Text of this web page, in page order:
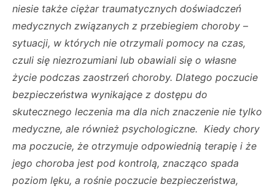
niesie także ciężar traumatycznych doświadczeń
medycznych związanych z przebiegiem choroby –
sytuacji, w których nie otrzymali pomocy na czas,
czuli się niezrozumiani lub obawiali się o własne
życie podczas zaostrzeń choroby. Dlatego poczucie
bezpieczeństwa wynikające z dostępu do
skutecznego leczenia ma dla nich znaczenie nie tylko
medyczne, ale również psychologiczne. Kiedy chory
ma poczucie, że otrzymuje odpowiednią terapię i że
jego choroba jest pod kontrolą, znacząco spada
poziom lęku, a rośnie poczucie bezpieczeństwa,